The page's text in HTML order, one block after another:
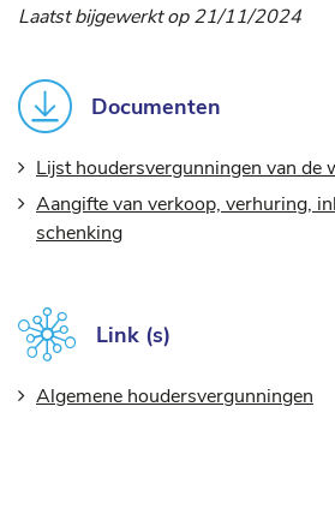
Laatst bijgewerkt op 21/11/2024
Documenten
Lijst houdersvergunningen van de
Aangifte van verkoop, verhuring,
schenking
Link (s)
Algemene houdersvergunningen